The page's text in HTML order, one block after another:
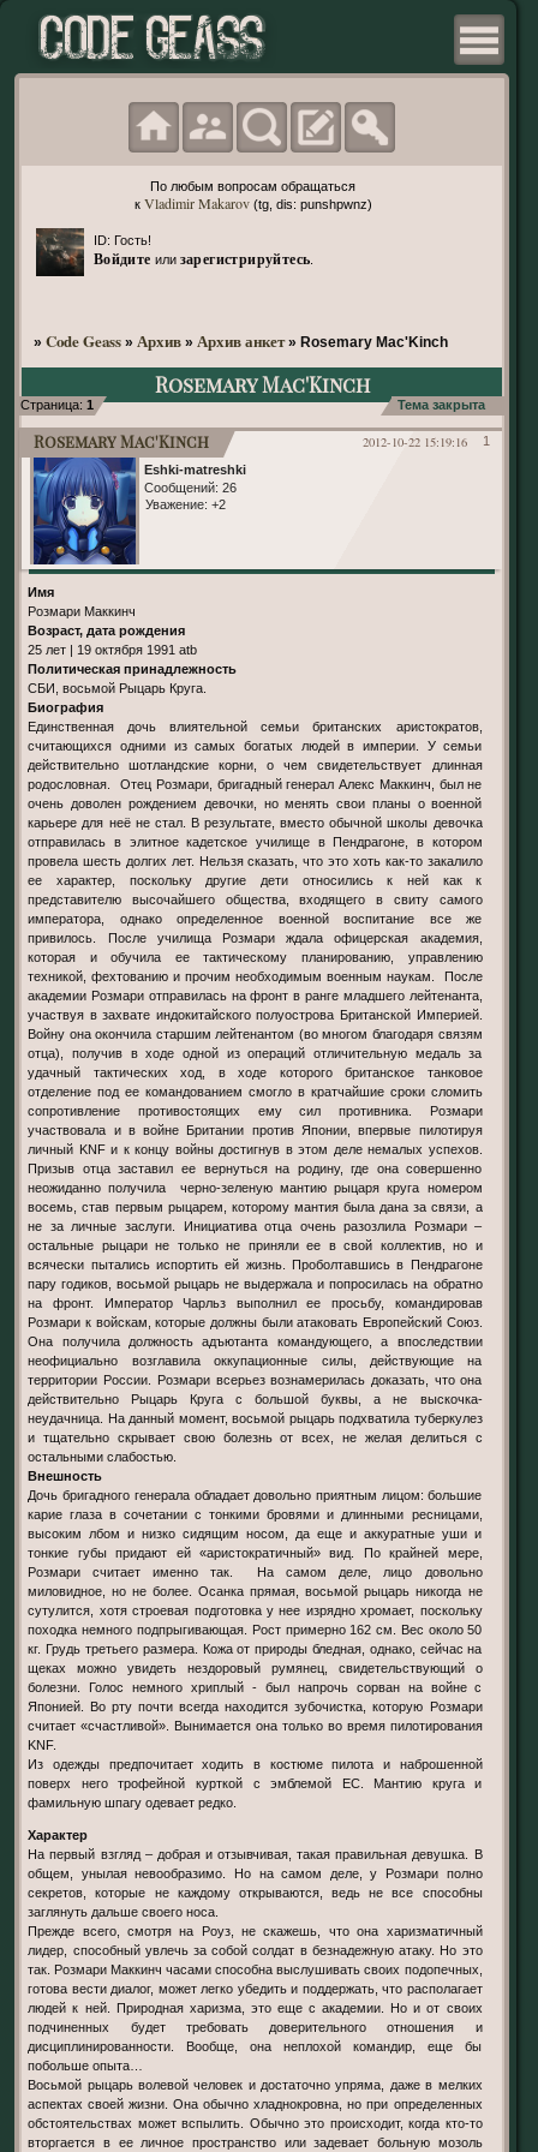
По любым вопросам обращаться
к Vladimir Makarov(tg, dis: punshpwnz)
ID: Гость!
Войдите или зарегистрируйтесь
» Code Geass » Архив » Архив анкет » Rosemary Mac'Kinch
Rosemary Mac'Kinch
Страница: 1 Тема закрыта
1
2012-10-22 15:19:16
Rosemary Mac'Kinch
Eshki-matreshki
Сообщений: 26
Уважение: +2
Имя
Розмари Маккинч
Возраст, дата рождения
25 лет | 19 октября 1991 atb
Политическая принадлежность
СБИ, восьмой Рыцарь Круга.
Биография
Единственная дочь влиятельной семьи британских аристократов,
считающихся одними из самых богатых людей в империи. У семьи
действительно шотландские корни, о чем свидетельствует длинная
родословная. Отец Розмари, бригадный генерал Алекс Маккинч, был не
очень доволен рождением девочки, но менять свои планы о военной
карьере для неё не стал. В результате, вместо обычной школы девочка
отправилась в элитное кадетское училище в Пендрагоне, в котором
провела шесть долгих лет. Нельзя сказать, что это хоть как-то закалило
ее характер, поскольку другие дети относились к ней как к
представителю высочайшего общества, входящего в свиту самого
императора, однако определенное военной воспитание все же
привилось. После училища Розмари ждала офицерская академия,
которая и обучила ее тактическому планированию, управлению
техникой, фехтованию и прочим необходимым военным наукам. После
академии Розмари отправилась на фронт в ранге младшего лейтенанта,
участвуя в захвате индокитайского полуострова Британской Империей.
Войну она окончила старшим лейтенантом (во многом благодаря связям
отца), получив в ходе одной из операций отличительную медаль за
удачный тактических ход, в ходе которого британское танковое
отделение под ее командованием смогло в кратчайшие сроки сломить
сопротивление противостоящих ему сил противника. Розмари
участвовала и в войне Британии против Японии, впервые пилотируя
личный KNF и к концу войны достигнув в этом деле немалых успехов.
Призыв отца заставил ее вернуться на родину, где она совершенно
неожиданно получила черно-зеленую мантию рыцаря круга номером
восемь, став первым рыцарем, которому мантия была дана за связи, а
не за личные заслуги. Инициатива отца очень разозлила Розмари –
остальные рыцари не только не приняли ее в свой коллектив, но и
всячески пытались испортить ей жизнь. Проболтавшись в Пендрагоне
пару годиков, восьмой рыцарь не выдержала и попросилась на обратно
на фронт. Император Чарльз выполнил ее просьбу, командировав
Розмари к войскам, которые должны были атаковать Европейский Союз.
Она получила должность адъютанта командующего, а впоследствии
неофициально возглавила оккупационные силы, действующие на
территории России. Розмари всерьез вознамерилась доказать, что она
действительно Рыцарь Круга с большой буквы, а не выскочка-
неудачница. На данный момент, восьмой рыцарь подхватила туберкулез
и тщательно скрывает свою болезнь от всех, не желая делиться с
остальными слабостью.
Внешность
Дочь бригадного генерала обладает довольно приятным лицом: большие
карие глаза в сочетании с тонкими бровями и длинными ресницами,
высоким лбом и низко сидящим носом, да еще и аккуратные уши и
тонкие губы придают ей «аристократичный» вид. По крайней мере,
Розмари считает именно так. На самом деле, лицо довольно
миловидное, но не более. Осанка прямая, восьмой рыцарь никогда не
сутулится, хотя строевая подготовка у нее изрядно хромает, поскольку
походка немного подпрыгивающая. Рост примерно 162 см. Вес около 50
кг. Грудь третьего размера. Кожа от природы бледная, однако, сейчас на
щеках можно увидеть нездоровый румянец, свидетельствующий о
болезни. Голос немного хриплый - был напрочь сорван на войне с
Японией. Во рту почти всегда находится зубочистка, которую Розмари
считает «счастливой». Вынимается она только во время пилотирования
KNF.
Из одежды предпочитает ходить в костюме пилота и наброшенной
поверх него трофейной курткой с эмблемой ЕС. Мантию круга и
фамильную шпагу одевает редко.
Характер
На первый взгляд – добрая и отзывчивая, такая правильная девушка. В
общем, унылая невообразимо. Но на самом деле, у Розмари полно
секретов, которые не каждому открываются, ведь не все способны
заглянуть дальше своего носа.
Прежде всего, смотря на Роуз, не скажешь, что она харизматичный
лидер, способный увлечь за собой солдат в безнадежную атаку. Но это
так. Розмари Маккинч часами способна выслушивать своих подопечных,
готова вести диалог, может легко убедить и поддержать, что располагает
людей к ней. Природная харизма, это еще с академии. Но и от своих
подчиненных будет требовать доверительного отношения и
дисциплинированности. Вообще, она неплохой командир, еще бы
побольше опыта…
Восьмой рыцарь волевой человек и достаточно упряма, даже в мелких
аспектах своей жизни. Она обычно хладнокровна, но при определенных
обстоятельствах может вспылить. Обычно это происходит, когда кто-то
вторгается в ее личное пространство или задевает больную мозоль